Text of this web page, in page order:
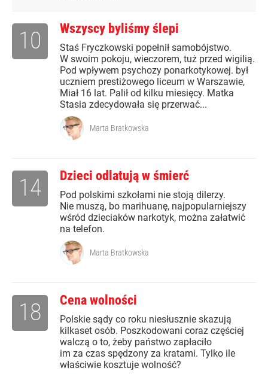
Wszyscy byliśmy ślepi
Staś Fryczkowski popełnił samobójstwo.
W swoim pokoju, wieczorem, tuż przed wigilią.
Pod wpływem psychozy ponarkotykowej. był
uczniem prestiżowego liceum w Warszawie,
Miał 16 lat. Palił od kilku miesięcy. Matka
Stasia zdecydowała się przerwać...
10
Marta Bratkowska
Dzieci odlatują w śmierć
Pod polskimi szkołami nie stoją dilerzy.
Nie muszą, bo marihuanę, najpopularniejszy
wśród dzieciaków narkotyk, można załatwić
na telefon.
14
Marta Bratkowska
Cena wolności
Polskie sądy co roku niesłusznie skazują
kilkaset osób. Poszkodowani coraz częściej
walczą o to, żeby państwo zapłaciło
im za czas spędzony za kratami. Tylko ile
właściwie kosztuje wolność?
18